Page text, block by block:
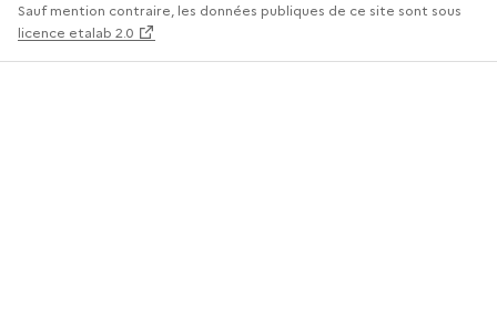
Sauf mention contraire, les données publiques de ce site sont sous
licence etalab 2.0